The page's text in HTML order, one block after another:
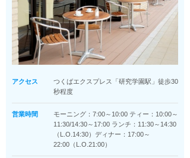
アクセス
つくばエクスプレス「研究学園駅」徒歩30
秒程度
営業時間
モーニング：7:00～10:00 ティー：10:00～
11:30/14:30～17:00 ランチ：11:30～14:30
（L.O.14:30）ディナー：17:00～
22:00（L.O.21:00）